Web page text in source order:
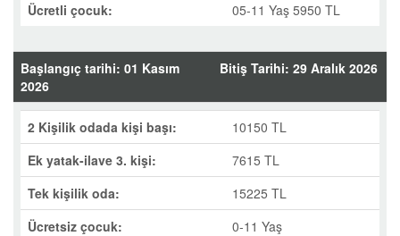
Ücretli çocuk:
05-11 Yaş 5950 TL
Başlangıç tarihi: 01 Kasım
2026
Bitiş Tarihi: 29 Aralık 2026
2 Kişilik odada kişi başı:
10150 TL
Ek yatak-ilave 3. kişi:
7615 TL
Tek kişilik oda:
15225 TL
Ücretsiz çocuk:
0-11 Yaş